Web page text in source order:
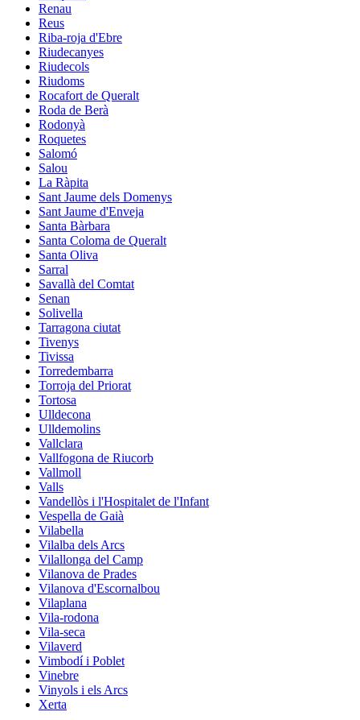
Renau
Reus
Riba-roja d'Ebre
Riudecanyes
Riudecols
Riudoms
Rocafort de Queralt
Roda de Berà
Rodonyà
Roquetes
Salomó
Salou
La Ràpita
Sant Jaume dels Domenys
Sant Jaume d'Enveja
Santa Bàrbara
Santa Coloma de Queralt
Santa Oliva
Sarral
Savallà del Comtat
Senan
Solivella
Tarragona ciutat
Tivenys
Tivissa
Torredembarra
Torroja del Priorat
Tortosa
Ulldecona
Ulldemolins
Vallclara
Vallfogona de Riucorb
Vallmoll
Valls
Vandellòs i l'Hospitalet de l'Infant
Vespella de Gaià
Vilabella
Vilalba dels Arcs
Vilallonga del Camp
Vilanova de Prades
Vilanova d'Escornalbou
Vilaplana
Vila-rodona
Vila-seca
Vilaverd
Vimbodí i Poblet
Vinebre
Vinyols i els Arcs
Xerta